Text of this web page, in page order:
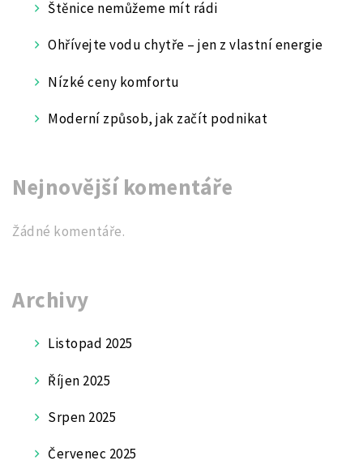
Štěnice nemůžeme mít rádi
Ohřívejte vodu chytře – jen z vlastní energie
Nízké ceny komfortu
Moderní způsob, jak začít podnikat
Nejnovější komentáře
Žádné komentáře.
Archivy
Listopad 2025
Říjen 2025
Srpen 2025
Červenec 2025